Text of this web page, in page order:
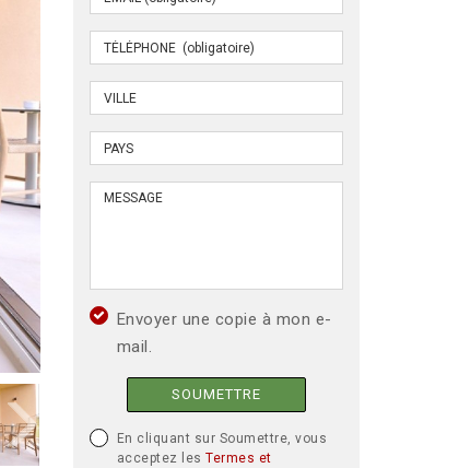
Envoyer une copie à mon e-
mail.
SOUMETTRE
En cliquant sur Soumettre, vous
acceptez les Termes et